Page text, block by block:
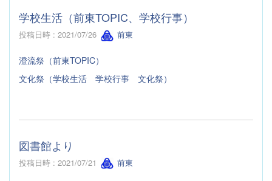
学校生活（前東TOPIC、学校行事）
投稿日時 : 2021/07/26 前東
澄流祭（前東TOPIC）
文化祭（学校生活 学校行事 文化祭）
図書館より
投稿日時 : 2021/07/21 前東